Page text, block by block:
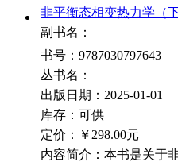
非平衡态相变热力学（下
副书名：
书号：9787030797643
丛书名：
出版日期：2025-01-01
库存：可供
定价：
￥298.00元
内容简介：本书是关于